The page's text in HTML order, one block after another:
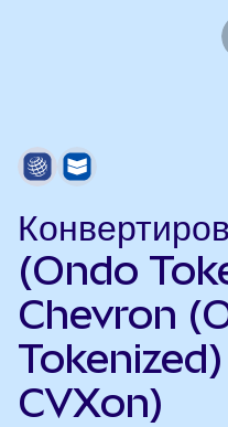
(Ondo
Chevron
CVXon)